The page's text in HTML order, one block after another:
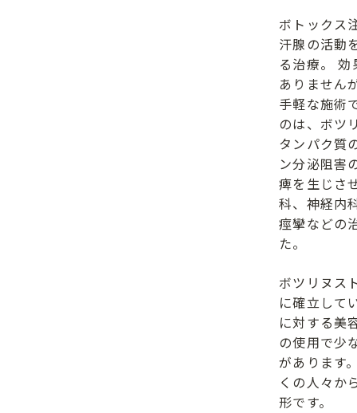
ボトックス
汗腺の活動
る治療。
ありません
手軽な施術
のは、ボツ
タンパク質
ン分泌阻害
痺を生じさ
科、神経内
痙攣などの
た。
ボツリヌス
に確立して
に対する美
の使用で少
があります
くの人々か
形です。